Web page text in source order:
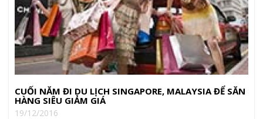
CUỐI NĂM ĐI DU LỊCH SINGAPORE, MALAYSIA ĐỂ SĂN
HÀNG SIÊU GIẢM GIÁ
19/12/2016